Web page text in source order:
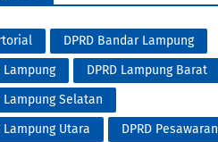
DPRD Bandar Lampung
Lampung
DPRD Lampung Barat
Lampung Selatan
Lampung Utara
DPRD Pesawaran